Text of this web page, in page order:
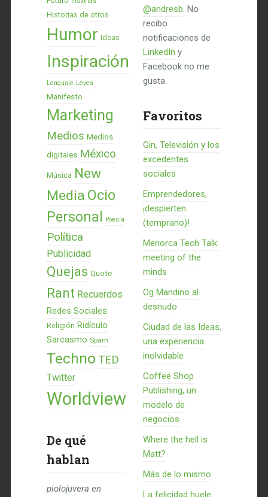
Historias de otros
Humor Ideas
Inspiración
Lenguaje Leyes
Manifesto
Marketing
Medios Medios
digitales México
Música New
Media Ocio
Personal Poesía
Política
Publicidad
Quejas Quote
Rant Recuerdos
Redes Sociales
Religión Ridículo
Sarcasmo Spam
Techno TED
Twitter
Worldview
De qué
hablan
piolojuvera en
@andresb. No
recibo
notificaciones de
LinkedIn y
Facebook no me
gusta.
Favoritos
Gin, Televisión y los
excedentes
sociales
Emprendedores,
¡despierten
(temprano)!
Menorca Tech Talk:
meeting of the
minds
Og Mandino al
desnudo
Ciudad de las Ideas,
una experiencia
inolvidable
Coffee Shop
Publishing, un
modelo de
negocios
Where the hell is
Matt?
Más de lo mismo
La felicidad huele